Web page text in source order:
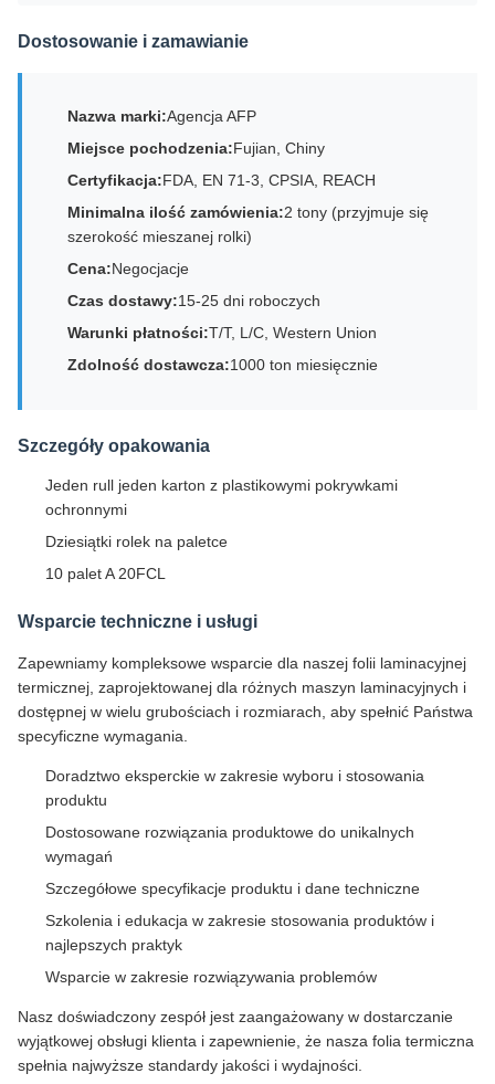
Dostosowanie i zamawianie
Nazwa marki:Agencja AFP
Miejsce pochodzenia:Fujian, Chiny
Certyfikacja:FDA, EN 71-3, CPSIA, REACH
Minimalna ilość zamówienia:2 tony (przyjmuje się
szerokość mieszanej rolki)
Cena:Negocjacje
Czas dostawy:15-25 dni roboczych
Warunki płatności:T/T, L/C, Western Union
Zdolność dostawcza:1000 ton miesięcznie
Szczegóły opakowania
Jeden rull jeden karton z plastikowymi pokrywkami
ochronnymi
Dziesiątki rolek na paletce
10 palet A 20FCL
Wsparcie techniczne i usługi
Zapewniamy kompleksowe wsparcie dla naszej folii laminacyjnej
termicznej, zaprojektowanej dla różnych maszyn laminacyjnych i
dostępnej w wielu grubościach i rozmiarach, aby spełnić Państwa
specyficzne wymagania.
Doradztwo eksperckie w zakresie wyboru i stosowania
produktu
Dostosowane rozwiązania produktowe do unikalnych
wymagań
Szczegółowe specyfikacje produktu i dane techniczne
Szkolenia i edukacja w zakresie stosowania produktów i
najlepszych praktyk
Wsparcie w zakresie rozwiązywania problemów
Nasz doświadczony zespół jest zaangażowany w dostarczanie
wyjątkowej obsługi klienta i zapewnienie, że nasza folia termiczna
spełnia najwyższe standardy jakości i wydajności.